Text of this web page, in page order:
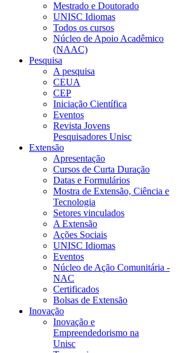
Mestrado e Doutorado
UNISC Idiomas
Todos os cursos
Núcleo de Apoio Acadêmico
(NAAC)
Pesquisa
A pesquisa
CEUA
CEP
Iniciação Científica
Eventos
Revista Jovens
Pesquisadores Unisc
Extensão
Apresentação
Cursos de Curta Duração
Datas e Formulários
Mostra de Extensão, Ciência e
Tecnologia
Setores vinculados
A Extensão
Ações Sociais
UNISC Idiomas
Eventos
Núcleo de Ação Comunitária -
NAC
Certificados
Bolsas de Extensão
Inovação
Inovação e
Empreendedorismo na
Unisc